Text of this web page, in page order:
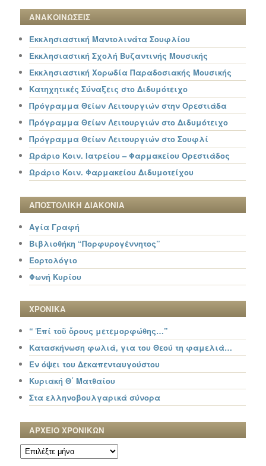
ΑΝΑΚΟΙΝΩΣΕΙΣ
Εκκλησιαστική Μαντολινάτα Σουφλίου
Εκκλησιαστική Σχολή Βυζαντινής Μουσικής
Εκκλησιαστική Χορωδία Παραδοσιακής Μουσικής
Κατηχητικές Σύναξεις στο Διδυμότειχο
Πρόγραμμα Θείων Λειτουργιών στην Ορεστιάδα
Πρόγραμμα Θείων Λειτουργιών στο Διδυμότειχο
Πρόγραμμα Θείων Λειτουργιών στο Σουφλί
Ωράριο Κοιν. Ιατρείου – Φαρμακείου Ορεστιάδος
Ωράριο Κοιν. Φαρμακείου Διδυμοτείχου
ΑΠΟΣΤΟΛΙΚΗ ΔΙΑΚΟΝΙΑ
Αγία Γραφή
Βιβλιοθήκη “Πορφυρογέννητος”
Εορτολόγιο
Φωνή Κυρίου
ΧΡΟΝΙΚΑ
“ Ἐπί τοῦ ὄρους μετεμορφώθης…”
Κατασκήνωση φωλιά, για του Θεού τη φαμελιά…
Εν όψει του Δεκαπενταυγούστου
Κυριακή Θ΄ Ματθαίου
Στα ελληνοβουλγαρικά σύνορα
ΑΡΧΕΙΟ ΧΡΟΝΙΚΩΝ
ΑΡΧΕΙΟ
ΧΡΟΝΙΚΩΝ